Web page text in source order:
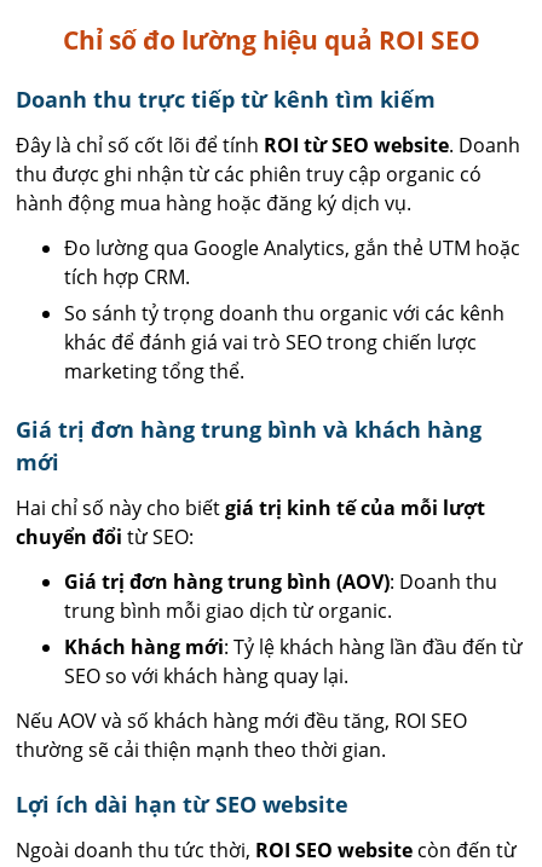
Chỉ số đo lường hiệu quả ROI SEO
Doanh thu trực tiếp từ kênh tìm kiếm
Đây là chỉ số cốt lõi để tính ROI từ SEO website. Doanh
thu được ghi nhận từ các phiên truy cập organic có
hành động mua hàng hoặc đăng ký dịch vụ.
Đo lường qua Google Analytics, gắn thẻ UTM hoặc
tích hợp CRM.
So sánh tỷ trọng doanh thu organic với các kênh
khác để đánh giá vai trò SEO trong chiến lược
marketing tổng thể.
Giá trị đơn hàng trung bình và khách hàng
mới
Hai chỉ số này cho biếtgiá trị kinh tế của mỗi lượt
chuyển đổi từ SEO:
Giá trị đơn hàng trung bình (AOV): Doanh thu
trung bình mỗi giao dịch từ organic.
Khách hàng mới: Tỷ lệ khách hàng lần đầu đến từ
SEO so với khách hàng quay lại.
Nếu AOV và số khách hàng mới đều tăng, ROI SEO
thường sẽ cải thiện mạnh theo thời gian.
Lợi ích dài hạn từ SEO website
Ngoài doanh thu tức thời, ROI SEO website còn đến từ